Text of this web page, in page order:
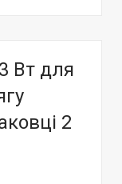
Вт для
2